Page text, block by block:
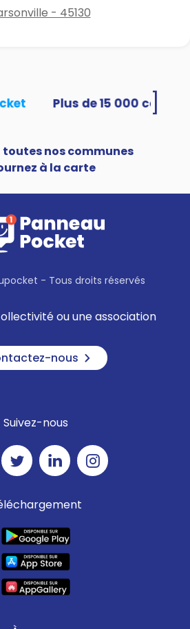
- 45130
toutes nos communes
à la carte
- Tous droits réservés
ou une association
nous
Suivez-nous